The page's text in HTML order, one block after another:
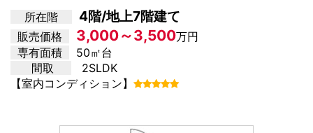
所在階 4階/地上7階建て
販売価格 3,000～3,500万円
専有面積
50㎡台
間取
2SLDK
【室内コンディション】